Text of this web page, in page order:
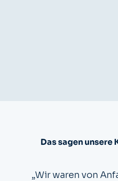
Das sagen unsere
„Wir waren von